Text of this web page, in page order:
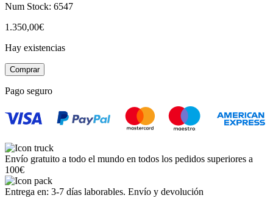
Num Stock: 6547
1.350,00€
Hay existencias
Breitling
Chrono
CockPit
Steel
Ref.A30012
Comprar
Pago seguro
Envío gratuito a todo el mundo en todos los pedidos superiores a
100€
Entrega en: 3-7 días laborables. Envío y devolución